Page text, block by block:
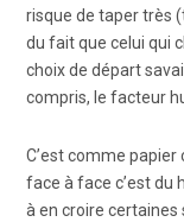
risque de taper très
du fait que celui qui
choix de départ
compris, le facteur
C’est comme
face à face c’est du
à en croire